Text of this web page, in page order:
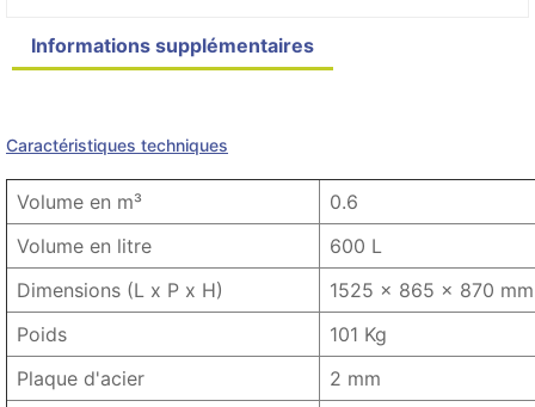
Informations supplémentaires
Caractéristiques techniques
Volume en m³
0.6
Volume en litre
600 L
Dimensions (L x P x H)
1525 x 865 x 870 mm
Poids
101 Kg
Plaque d'acier
2 mm